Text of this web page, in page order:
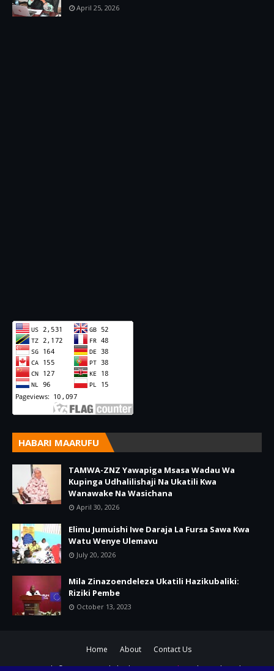
April 25, 2026
HABARI MAARUFU
TAMWA-ZNZ Yawapiga Msasa Wadau Wa
Kupinga Udhalilishaji Na Ukatili Kwa
Wanawake Na Wasichana
April 30, 2026
Elimu Jumuishi Iwe Daraja La Fursa Sawa Kwa
Watu Wenye Ulemavu
July 20, 2026
Mila Zinazoendeleza Ukatili Hazikubaliki:
Riziki Pembe
October 13, 2023
Home About
Contact Us
Copyright© 2021-22 ZanlightBlogSoraTemplates| Distributed By